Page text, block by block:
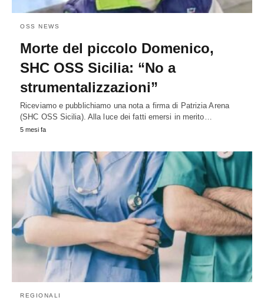
OSS NEWS
Morte del piccolo Domenico,
SHC OSS Sicilia: “No a
strumentalizzazioni”
Riceviamo e pubblichiamo una nota a firma di Patrizia Arena
(SHC OSS Sicilia). Alla luce dei fatti emersi in merito…
5 mesi fa
REGIONALI